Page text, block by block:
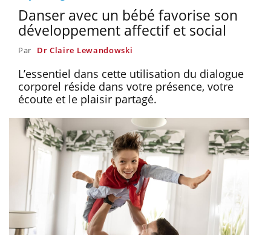
Danser avec un bébé favorise son
développement affectif et social
Par Dr Claire Lewandowski
L’essentiel dans cette utilisation du dialogue
corporel réside dans votre présence, votre
écoute et le plaisir partagé.